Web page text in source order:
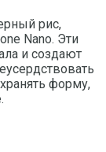
рис,
Nano. Эти
и создают
форму,